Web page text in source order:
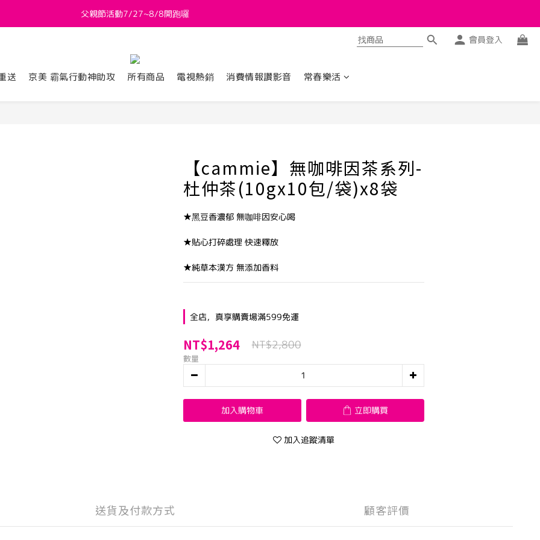
新會員送 $800購物金
父親節活動7/27~8/8開跑囉
會員登入
送 京美 霸氣行動神助攻 所有商品 電視熱銷 消費情報讚影音 常春樂活
【cammie】無咖啡因茶系列-
杜仲茶(10gx10包/袋)x8袋
★黑豆香濃郁 無咖啡因安心喝
★貼心打碎處理 快速釋放
★純草本漢方 無添加香料
全店，真享購賣場滿599免運
NT$1,264 NT$2,800
數量
加入購物車 立即購買
加入追蹤清單
送貨及付款方式 顧客評價